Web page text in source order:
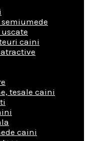
semiumede
uscate
caini
tesale caini
caini